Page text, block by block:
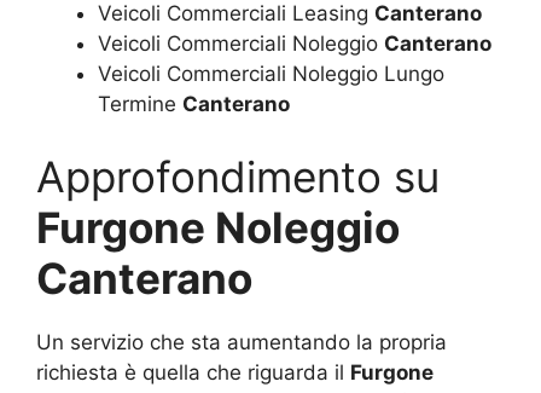
Veicoli Commerciali Leasing Canterano
Veicoli Commerciali Noleggio Canterano
Veicoli Commerciali Noleggio Lungo
Termine Canterano
Approfondimento su
Furgone Noleggio
Canterano
Un servizio che sta aumentando la propria
richiesta è quella che riguarda il Furgone